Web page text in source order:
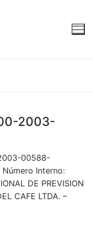
2003-
00588-
Interno:
DE PREVISION
CAFE LTDA. –